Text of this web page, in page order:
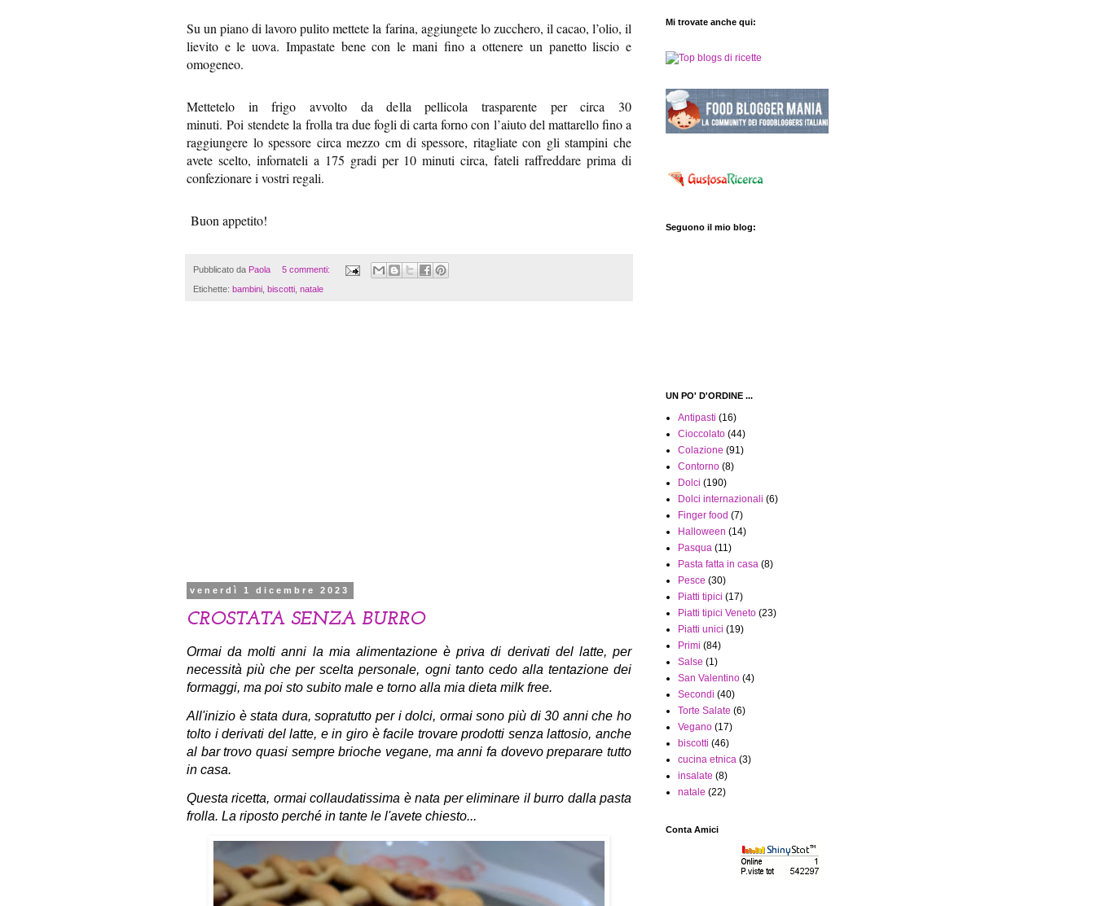
Su un piano di lavoro pulito mettete la farina, aggiungete lo zucchero, il cacao, l’olio, il
lievito e le uova. Impastate bene con le mani fino a ottenere un panetto liscio e
omogeneo.
Mettetelo in frigo avvolto da della pellicola trasparente per circa 30
minuti.Poistendete la frolla tra due fogli di carta forno con l’aiuto del mattarello fino a
raggiungere lo spessore circa mezzo cm di spessore, ritagliate con gli stampini che
avete scelto, infornateli a 175 gradi per 10 minuti circa, fateli raffreddare prima di
confezionare i vostri regali.
Buon appetito!
Pubblicato da Paola 5 commenti:
Etichette: bambini biscotti natale
venerdì 1 dicembre 2023
CROSTATA SENZA BURRO
Ormai da molti anni la mia alimentazione è priva di derivati del latte, per
necessità più che per scelta personale, ogni tanto cedo alla tentazione dei
formaggi, ma poi sto subito male e torno alla mia dieta milk free.
All'inizio è stata dura, sopratutto per i dolci, ormai sono più di 30 anni che ho
tolto i derivati del latte, e in giro è facile trovare prodotti senza lattosio, anche
al bar trovo quasi sempre brioche vegane, ma anni fa dovevo preparare tutto
in casa.
Questa ricetta, ormai collaudatissima è nata per eliminare il burro dalla pasta
frolla. La riposto perché in tante le l'avete chiesto...
Mi trovate anche qui:
Seguono il mio blog:
UN PO' D'ORDINE ...
Antipasti (16)
Cioccolato (44)
Colazione (91)
Contorno (8)
Dolci (190)
Dolci internazionali (6)
Finger food (7)
Halloween (14)
Pasqua (11)
Pasta fatta in casa (8)
Pesce (30)
Piatti tipici (17)
Piatti tipici Veneto (23)
Piatti unici (19)
Primi (84)
Salse (1)
San Valentino (4)
Secondi (40)
Torte Salate (6)
Vegano (17)
biscotti (46)
cucina etnica (3)
insalate (8)
natale (22)
Conta Amici